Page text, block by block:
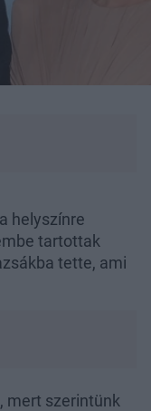
helyszínre
tartottak
tette, ami
mert szerintünk